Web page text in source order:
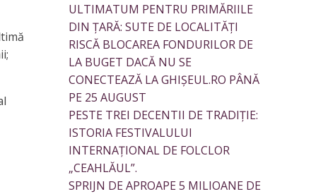
ULTIMATUM PENTRU PRIMĂRIILE
DIN ȚARĂ: SUTE DE LOCALITĂȚI
RISCĂ BLOCAREA FONDURILOR DE
LA BUGET DACĂ NU SE
CONECTEAZĂ LA GHIȘEUL.RO PÂNĂ
PE 25 AUGUST
PESTE TREI DECENTII DE TRADIȚIE:
ISTORIA FESTIVALULUI
INTERNAȚIONAL DE FOLCLOR
„CEAHLĂUL”.
SPRIJN DE APROAPE 5 MILIOANE DE